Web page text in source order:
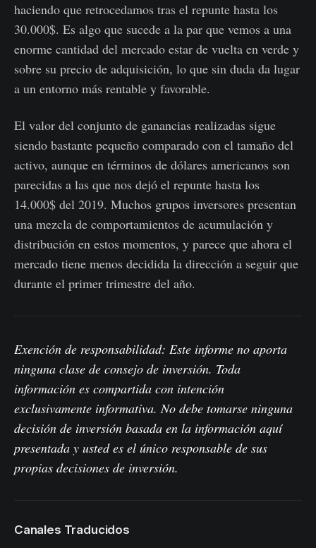
haciendo que retrocedamos tras el repunte hasta los
30.000$. Es algo que sucede a la par que vemos a una
enorme cantidad del mercado estar de vuelta en verde y
sobre su precio de adquisición, lo que sin duda da lugar
a un entorno más rentable y favorable.
El valor del conjunto de ganancias realizadas sigue
siendo bastante pequeño comparado con el tamaño del
activo, aunque en términos de dólares americanos son
parecidas a las que nos dejó el repunte hasta los
14.000$ del 2019. Muchos grupos inversores presentan
una mezcla de comportamientos de acumulación y
distribución en estos momentos, y parece que ahora el
mercado tiene menos decidida la dirección a seguir que
durante el primer trimestre del año.
Exención de responsabilidad: Este informe no aporta
ninguna clase de consejo de inversión. Toda
información es compartida con intención
exclusivamente informativa. No debe tomarse ninguna
decisión de inversión basada en la información aquí
presentada y usted es el único responsable de sus
propias decisiones de inversión.
Canales Traducidos